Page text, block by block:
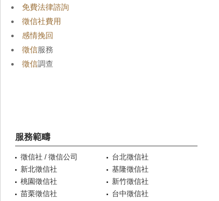
免費法律諮詢
徵信社費用
感情挽回
徵信服務
徵信調查
服務範疇
徵信社 / 徵信公司
台北徵信社
新北徵信社
基隆徵信社
桃園徵信社
新竹徵信社
苗栗徵信社
台中徵信社